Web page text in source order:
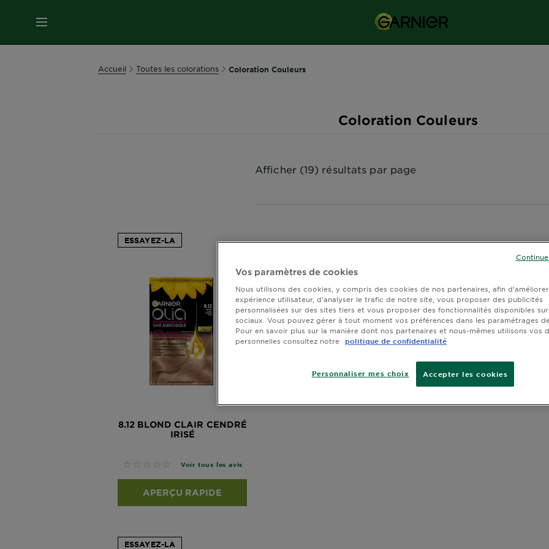
MENU
Accueil Toutes les colorations Coloration Couleurs
Coloration Couleurs
Afficher (19) résultats par page
ESSAYEZ-LA
8.12 BLOND CLAIR CENDRÉ
IRISÉ
No reviews Voir tous les avis
APERÇU RAPIDE
ESSAYEZ-LA
Vos paramètres de cookies
Nous utilisons des cookies, y compris des cookies de nos partenaires, afin
expérience utilisateur, d’analyser le trafic de notre site, vous proposer des publicités
personnalisées sur des sites tiers et vous proposer des fonctionnalités disponibles sur
sociaux. Vous pouvez gérer à tout moment vos préférences dans les paramétrages
Pour en savoir plus sur la manière dont nos partenaires et nous-mêmes utilisons vos
personnelles consultez notre
politique de confidentialité
Accepter les cookies
Personnaliser mes choix